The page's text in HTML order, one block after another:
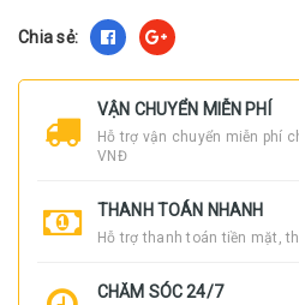
Chia sẻ:
VẬN CHUYỂN MIỄN PHÍ
Hỗ trợ vận chuyển miễn phí
VNĐ
THANH TOÁN NHANH
Hỗ trợ thanh toán tiền mặt,
CHĂM SÓC 24/7